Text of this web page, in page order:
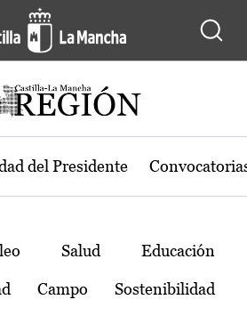
de Castilla-La
del Presidente
Salud Educación
Campo Sostenibilidad